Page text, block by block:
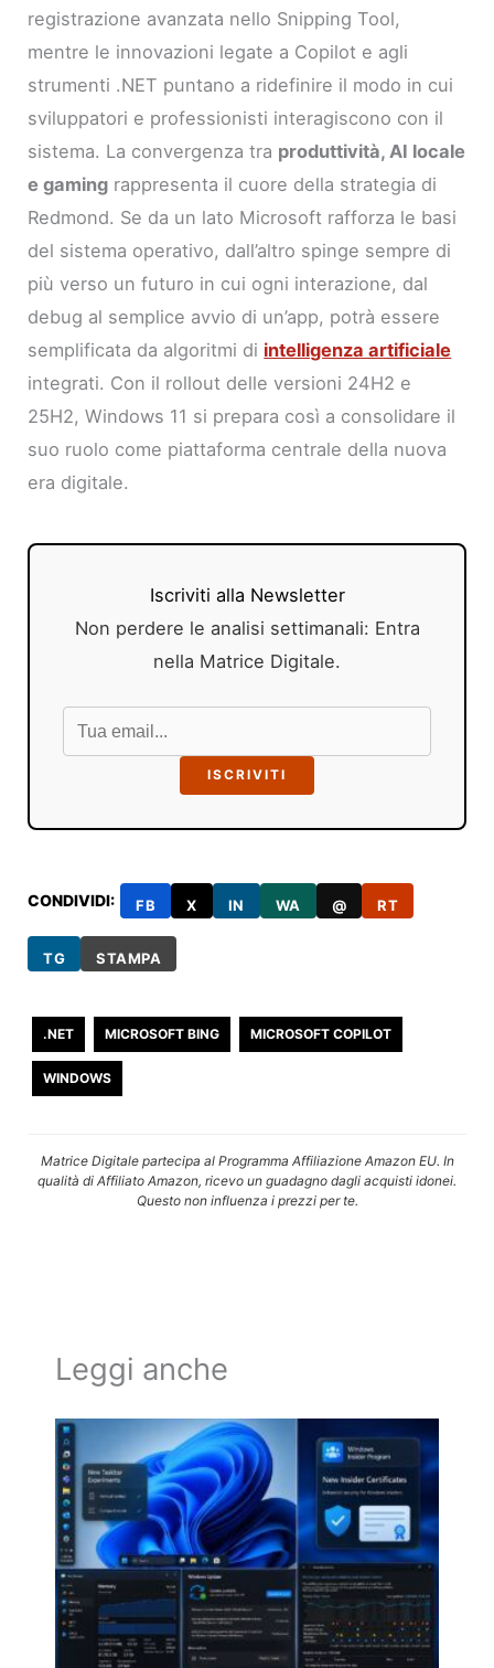
registrazione avanzata nello Snipping Tool,
mentre le innovazioni legate a Copilot e agli
strumenti .NET puntano a ridefinire il modo in cui
sviluppatori e professionisti interagiscono con il
sistema. La convergenza tra produttività, AI locale
e gaming rappresenta il cuore della strategia di
Redmond. Se da un lato Microsoft rafforza le basi
del sistema operativo, dall’altro spinge sempre di
più verso un futuro in cui ogni interazione, dal
debug al semplice avvio di un’app, potrà essere
semplificata da algoritmi di intelligenza artificiale
integrati. Con il rollout delle versioni 24H2 e
25H2, Windows 11 si prepara così a consolidare il
suo ruolo come piattaforma centrale della nuova
era digitale.
Iscriviti alla Newsletter
Non perdere le analisi settimanali: Entra
nella Matrice Digitale.
ISCRIVITI
CONDIVIDI: FB X IN WA @ RT
TG STAMPA
.NET MICROSOFT BING MICROSOFT COPILOT
WINDOWS
Matrice Digitale partecipa al Programma Affiliazione Amazon EU. In
qualità di Affiliato Amazon, ricevo un guadagno dagli acquisti idonei.
Questo non influenza i prezzi per te.
Leggi anche